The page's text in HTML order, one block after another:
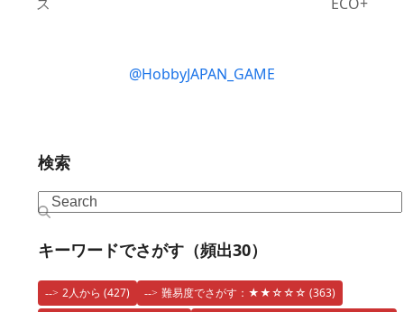
@HobbyJAPAN_GAME
検索
Search
キーワードでさがす（頻出30）
2人から (427) 難易度でさがす：★★☆☆☆ (363)